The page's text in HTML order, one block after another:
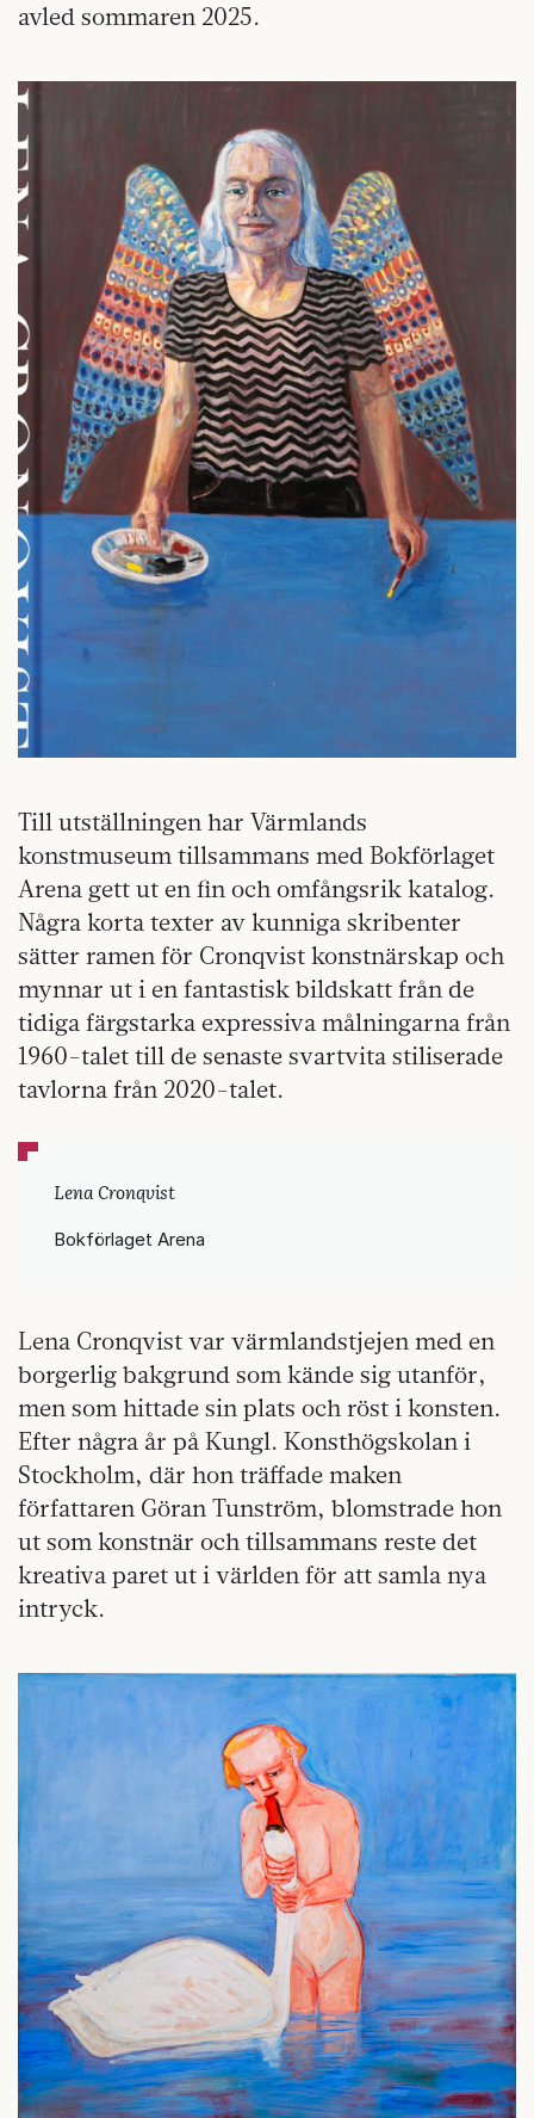
avled sommaren 2025.
Till utställningen har Värmlands
konstmuseum tillsammans med Bokförlaget
Arena gett ut en fin och omfångsrik katalog.
Några korta texter av kunniga skribenter
sätter ramen för Cronqvist konstnärskap och
mynnar ut i en fantastisk bildskatt från de
tidiga färgstarka expressiva målningarna från
1960-talet till de senaste svartvita stiliserade
tavlorna från 2020-talet.
Lena Cronqvist
Bokförlaget Arena
Lena Cronqvist var värmlandstjejen med en
borgerlig bakgrund som kände sig utanför,
men som hittade sin plats och röst i konsten.
Efter några år på Kungl. Konsthögskolan i
Stockholm, där hon träffade maken
författaren Göran Tunström, blomstrade hon
ut som konstnär och tillsammans reste det
kreativa paret ut i världen för att samla nya
intryck.